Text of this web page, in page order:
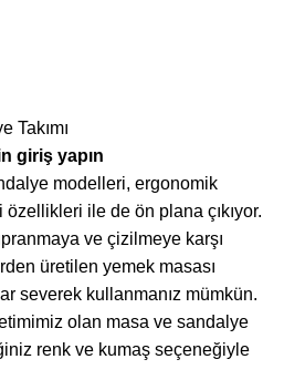
Takımı
giriş yapın
modelleri, ergonomik
özellikleri ile de ön plana çıkıyor.
ve çizilmeye karşı
üretilen yemek masası
severek kullanmanız mümkün.
olan masa ve sandalye
renk ve kumaş seçeneğiyle